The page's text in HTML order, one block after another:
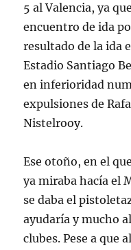
5 al Valencia, ya
encuentro de ida
resultado de la ida
Estadio Santiago
en inferioridad
expulsiones de
Nistelrooy.
Ese otoño, en el
ya miraba hacía el
se daba el
ayudaría y mucho
clubes. Pese a que